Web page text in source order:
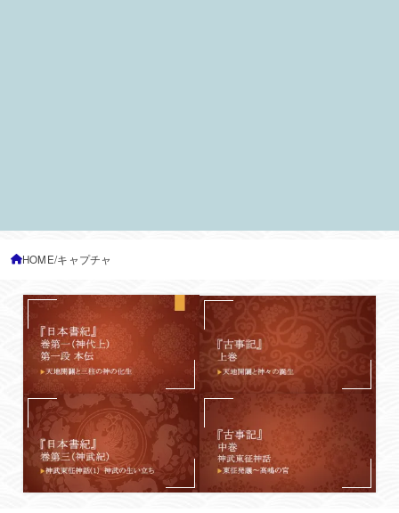
HOME キャプチャ